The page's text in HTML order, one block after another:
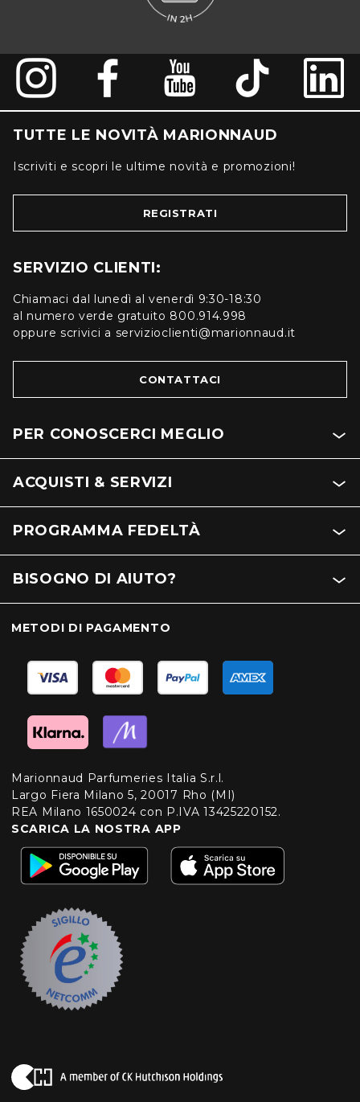
TUTTE LE NOVITÀ MARIONNAUD
Iscriviti e scopri le ultime novità e promozioni!
REGISTRATI
SERVIZIO CLIENTI:
Chiamaci dal lunedì al venerdì 9:30-18:30
al numero verde gratuito 800.914.998
oppure scrivici a servizioclienti@marionnaud.it
CONTATTACI
PER CONOSCERCI MEGLIO
ACQUISTI & SERVIZI
PROGRAMMA FEDELTÀ
BISOGNO DI AIUTO?
METODI DI PAGAMENTO
Marionnaud Parfumeries Italia S.r.l.
Largo Fiera Milano 5, 20017 Rho (MI)
REA Milano 1650024 con P.IVA 13425220152.
SCARICA LA NOSTRA APP